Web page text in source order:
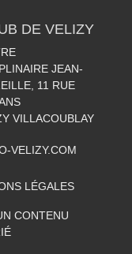
DE VELIZY
JEAN-
11 RUE
VILLACOUBLAY
VELIZY.COM
LÉGALES
CONTENU